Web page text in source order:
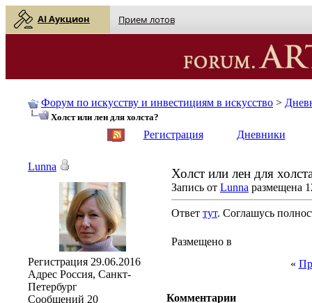
AI Аукцион Прием лотов
Форум по искусству и инвестициям в искусство >
Холст или лен для холста?
Регистрация Дневники
Холст или лен для
Запись от Lunna размещена
Ответ тут. Соглашусь
Размещено в
«
Комментарии
Lunna
Регистрация 29.06.2016
Адрес Россия, Санкт-
Петербург
Сообщений 20